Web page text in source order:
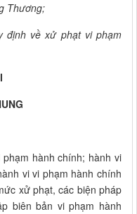
Thương;
định về xử phạt vi phạm
hành chính; hành vi
vi vi phạm hành chính
xử phạt, các biện pháp
biên bản vi phạm hành